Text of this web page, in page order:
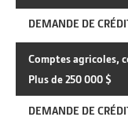
DEMANDE DE
Comptes agricoles,
Plus de 250 000 $
DEMANDE DE